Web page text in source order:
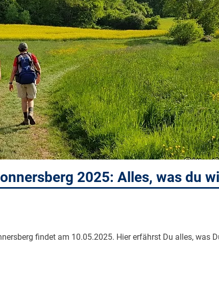
2025: Alles, was du
findet am 10.05.2025. Hier erfährst Du alles, was